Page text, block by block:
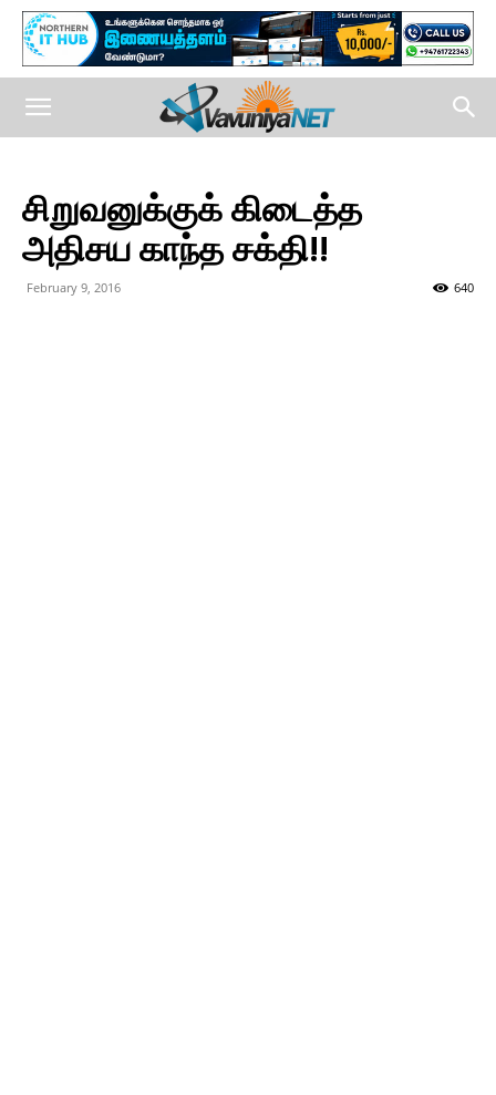
சிறுவனுக்குக் கிடைத்த
அதிசய காந்த சக்தி!!
February 9, 2016 640